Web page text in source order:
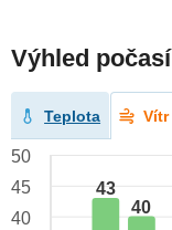
Výhled počasí
Teplota Vítr
43
40
50
45
40